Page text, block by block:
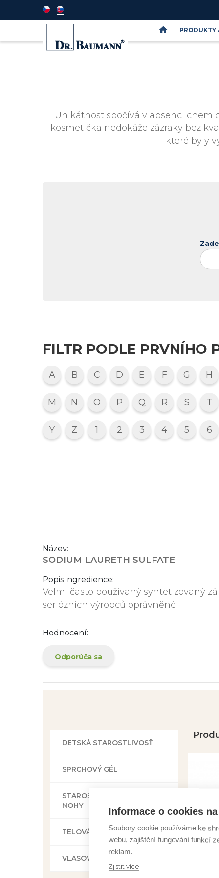
PRODUKTY
Unikátnost spočívá v absenci
kosmetička nedokáže zázraky bez
které byly
FILTR PODLE PRVNÍHO
A B C D E F G H
M N O P Q R S T
Y Z 1 2 3 4 5 6
Název:
SODIUM LAURETH SULFATE
Popis ingredience:
Velmi často používaný syntetizovaný
seriózních výrobců oprávněné
Hodnocení:
Odporúča sa
DETSKÁ STAROSTLIVOSŤ
SPRCHOVÝ GÉL
STAROSTLIVOSŤ O RUKY A
NOHY
TELOVÁ STAROSTLIVOSŤ
VLASOVÁ STAROSTLIVOSŤ
Informace o cookies
Soubory cookie používáme ke
webu, zajištění fungování funkcí
reklam.
Zjistit více